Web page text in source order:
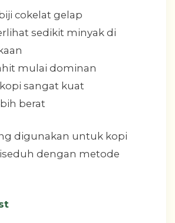
cokelat gelap
sedikit minyak di
mulai dominan
sangat kuat
berat
digunakan untuk kopi
dengan metode